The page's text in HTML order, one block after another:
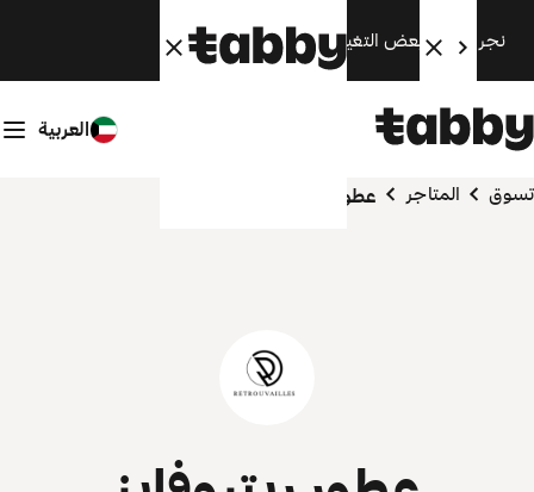
نجري الآن بعض التغييرات. سنعود قريبًا.
العربية
تسوق المتاجر عطور ريتروفايز